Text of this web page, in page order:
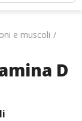
e muscoli
D